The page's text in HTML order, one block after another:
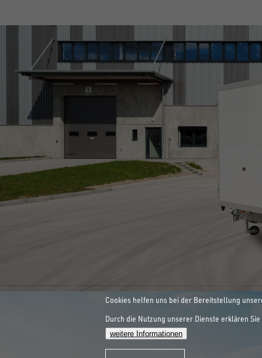
SONDERBAU
INNOVATIONEN SIND
ALLE ANZEIGEN
WORKLIFE
Cookies helfen uns bei der Bereitstellung
Durch die Nutzung unserer Dienste erklären
weitere Informationen